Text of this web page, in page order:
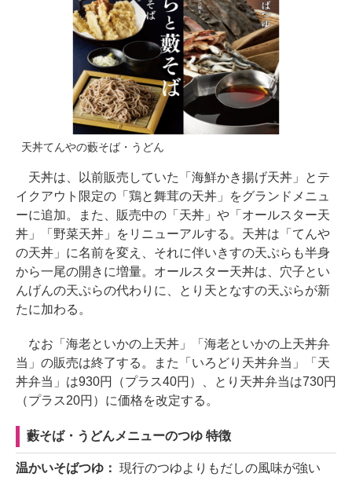
天丼てんやの藪そば・うどん
天丼は、以前販売していた「海鮮かき揚げ天丼」とテ
イクアウト限定の「鶏と舞茸の天丼」をグランドメニュ
ーに追加。また、販売中の「天丼」や「オールスター天
丼」「野菜天丼」をリニューアルする。天丼は「てんや
の天丼」に名前を変え、それに伴いきすの天ぷらも半身
から一尾の開きに増量。オールスター天丼は、穴子とい
んげんの天ぷらの代わりに、とり天となすの天ぷらが新
たに加わる。
なお「海老といかの上天丼」「海老といかの上天丼弁
当」の販売は終了する。また「いろどり天丼弁当」「天
丼弁当」は930円（プラス40円）、とり天丼弁当は730円
（プラス20円）に価格を改定する。
藪そば・うどんメニューのつゆ 特徴
温かいそばつゆ： 現行のつゆよりもだしの風味が強い